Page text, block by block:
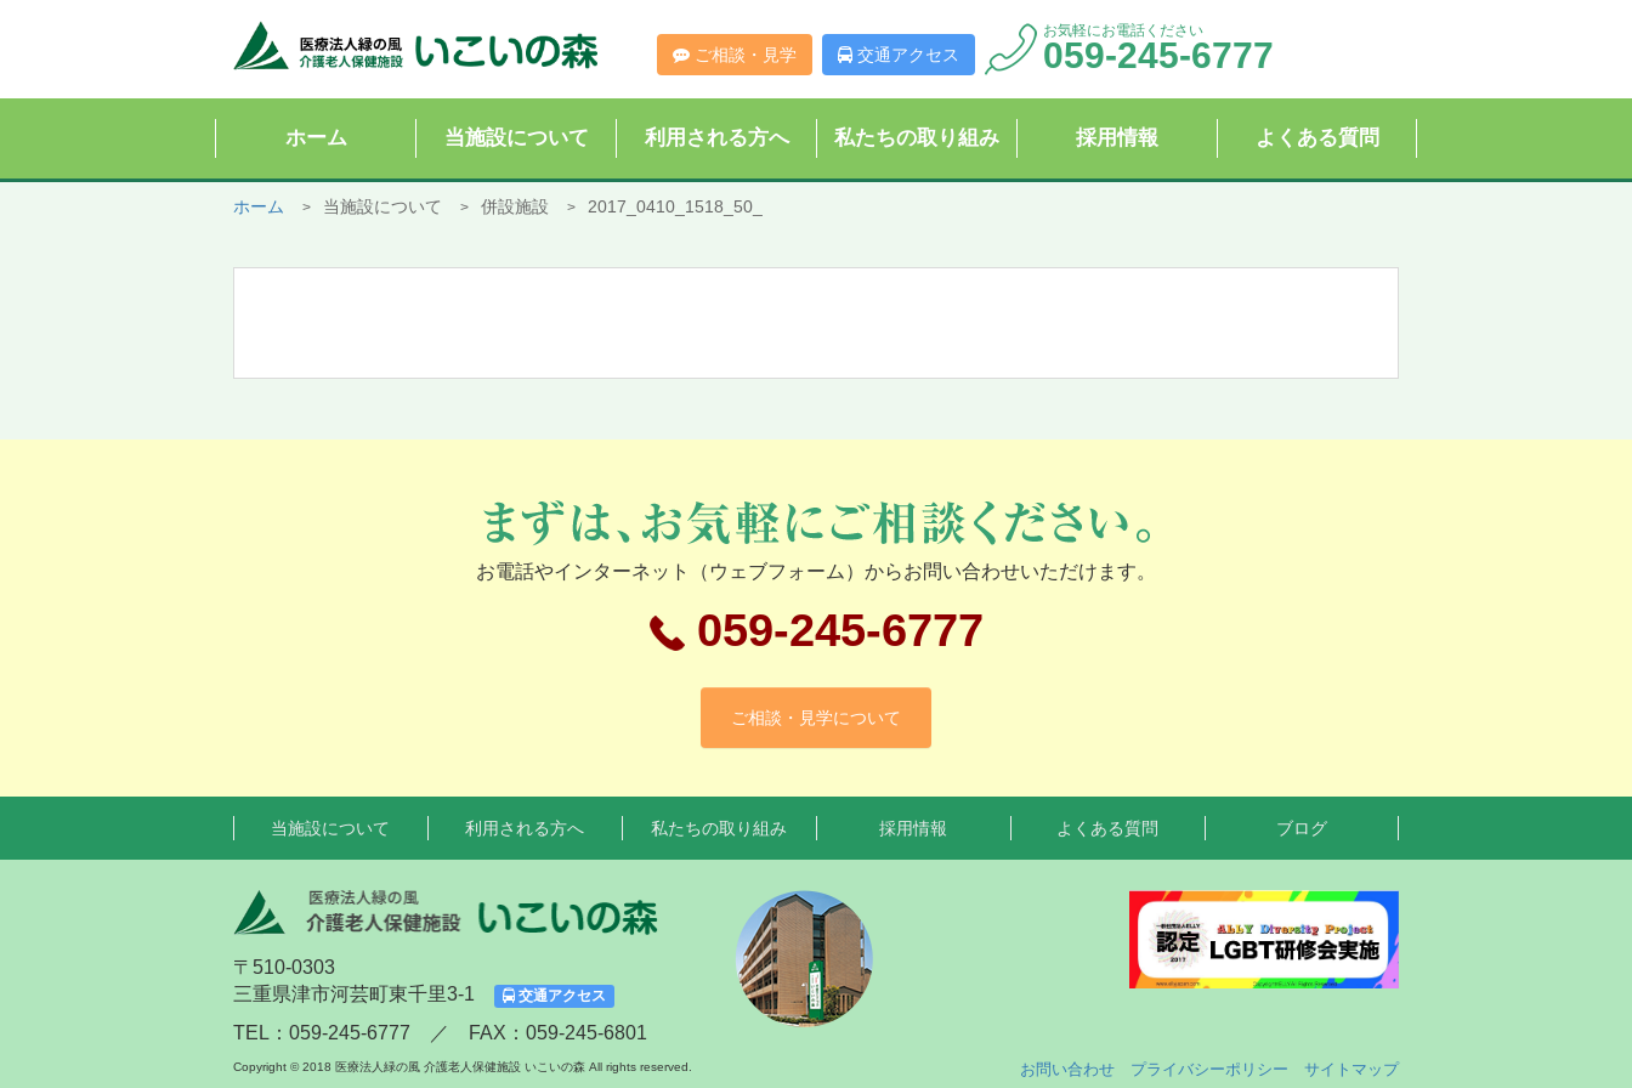
ご相談・見学 交通アクセス
お気軽にお電話ください
059-245-6777
ホーム 当施設について 利用される方へ 私たちの取り組み 採用情報 よくある質問
ホーム 当施設について 併設施設 2017_0410_1518_50_
お電話やインターネット（ウェブフォーム）からお問い合わせいただけます。
059-245-6777
ご相談・見学について
当施設について 利用される方へ 私たちの取り組み 採用情報 よくある質問 ブログ
〒510-0303
三重県津市河芸町東千里3-1
交通アクセス
TEL：059-245-6777 ／ FAX：059-245-6801
Copyright © 2018 医療法人緑の風 介護老人保健施設 いこいの森 All rights reserved. お問い合わせ プライバシーポリシー サイトマップ